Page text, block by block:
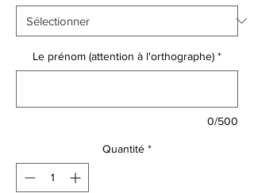
Le prénom (attention à l'orthographe) *
0/500
Quantité *